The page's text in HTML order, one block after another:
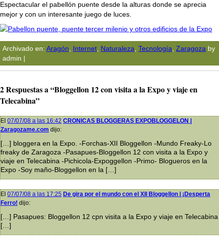
Espectacular el pabellón puente desde la alturas donde se aprecia
mejor y con un interesante juego de luces.
Archivado en: Aragón Internet Naturaleza Tecnologí­a Zaragoza by
admin |
2 Respuestas a “Bloggellon 12 con visita a la Expo y viaje en
Telecabina”
El 07/07/08 a las 16:42 CRONICAS BLOGGERAS EXPOBLOGGELON |
Zaragozame.com dijo:
[…] bloggera en la Expo. -Forchas-XII Bloggellon -Mundo Freaky-Lo
freaky de Zaragoza -Pasapues-Bloggellon 12 con visita a la Expo y
viaje en Telecabina -Pichicola-Expoggellon -Primo- Blogueros en la
Expo -Soy maño-Bloggellon en la […]
El 07/07/08 a las 17:25 De gira por el mundo con el XII Bloggellon | ¡Desperta
Ferro! dijo:
[…] Pasapues: Bloggellon 12 cpn visita a la Expo y viaje en Telecabina
[…]